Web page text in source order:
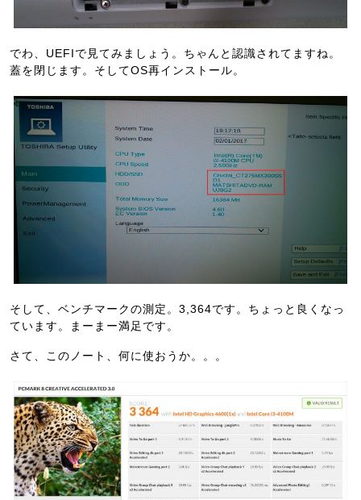
でわ、UEFIで見てみましょう。ちゃんと認識されてますね。
蓋を閉じます。そしてOS再インストール。
そして、ベンチマークの測定。3,364です。ちょっと良くなっ
ています。まーまー満足です。
さて、このノート、何に使おうか。。。